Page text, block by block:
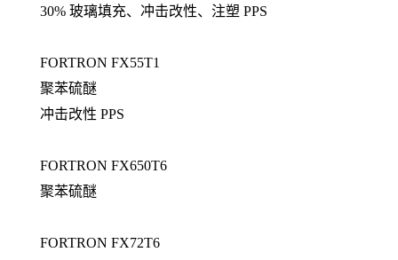
30% 玻璃填充、冲击改性、注塑 PPS
FORTRON FX55T1
聚苯硫醚
冲击改性 PPS
FORTRON FX650T6
聚苯硫醚
FORTRON FX72T6